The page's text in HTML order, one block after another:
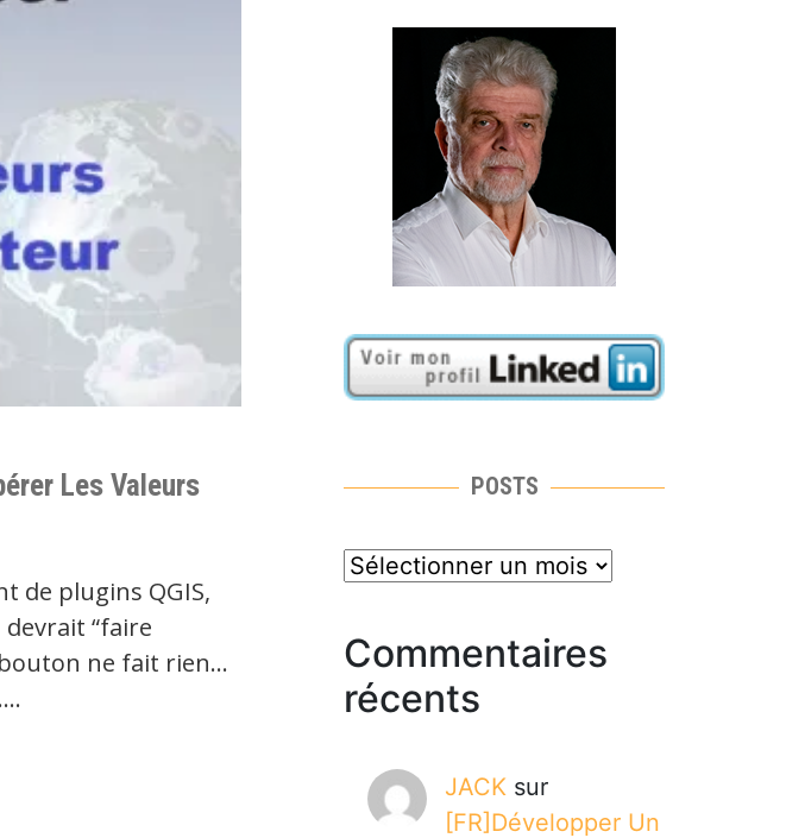
Les Valeurs
de plugins QGIS,
“faire
ne fait rien…
POSTS
posts
Commentaires
récents
JACK sur
[FR]Développer Un